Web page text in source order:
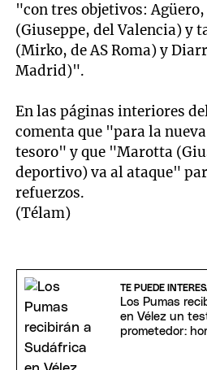
"con tres objetivos: Agüero,
(Giuseppe, del Valencia) y
(Mirko, de AS Roma) y
Madrid)".
En las páginas interiores
comenta que "para la nueva
tesoro" y que "Marotta
deportivo) va al ataque"
refuerzos.
(Télam)
TE PUEDE
Los Pumas
en Vélez un
prometedor: